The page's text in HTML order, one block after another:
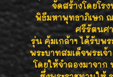
จัดสร้างโดยโร
พิธีมหาพุทธาภิเษก
ศรีรัตนศ
รุ่น คุ้มเกล้าฯ ได้รับพ
พระบาทสมเด็จพระเ
โดยให้จำลองมาจาก